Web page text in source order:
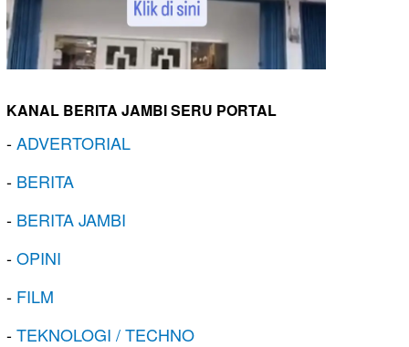
KANAL BERITA JAMBI SERU PORTAL
-ADVERTORIAL
- BERITA
- BERITA JAMBI
-OPINI
- FILM
-TEKNOLOGI / TECHNO